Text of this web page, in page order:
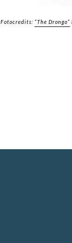
Fotocredits: “The Drongo”